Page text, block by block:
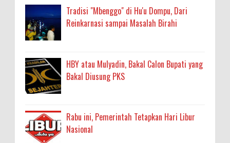
Tradisi "Mbenggo" di Hu'u Dompu, Dari
Reinkarnasi sampai Masalah Birahi
HBY atau Mulyadin, Bakal Calon Bupati yang
Bakal Diusung PKS
Rabu ini, Pemerintah Tetapkan Hari Libur
Nasional